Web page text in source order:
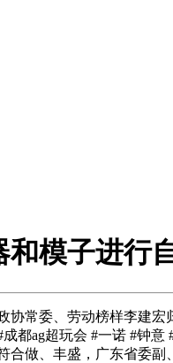
模子进行
委、劳动榜样李建宏
都ag超玩会 #一诺 #钟
合做、丰盛，广东省委